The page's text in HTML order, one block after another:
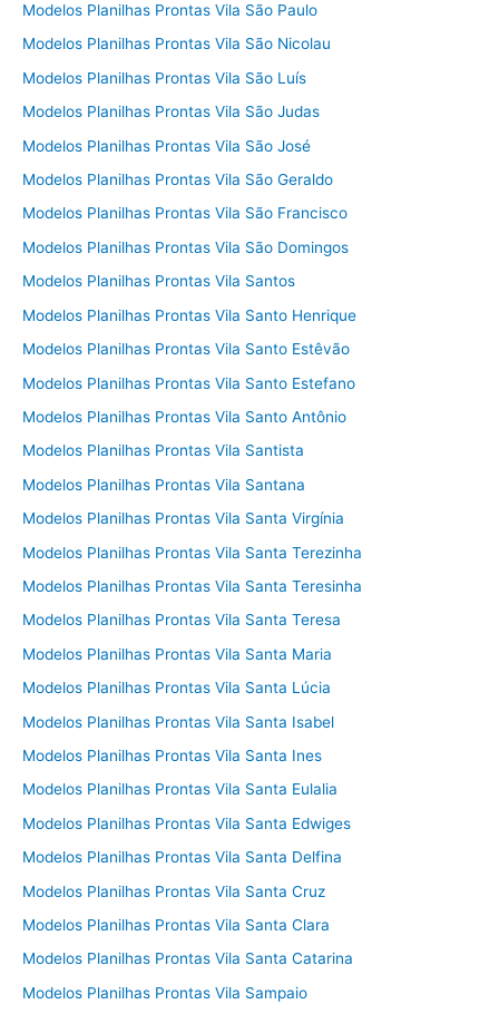
Modelos Planilhas Prontas Vila São Paulo
Modelos Planilhas Prontas Vila São Nicolau
Modelos Planilhas Prontas Vila São Luís
Modelos Planilhas Prontas Vila São Judas
Modelos Planilhas Prontas Vila São José
Modelos Planilhas Prontas Vila São Geraldo
Modelos Planilhas Prontas Vila São Francisco
Modelos Planilhas Prontas Vila São Domingos
Modelos Planilhas Prontas Vila Santos
Modelos Planilhas Prontas Vila Santo Henrique
Modelos Planilhas Prontas Vila Santo Estêvão
Modelos Planilhas Prontas Vila Santo Estefano
Modelos Planilhas Prontas Vila Santo Antônio
Modelos Planilhas Prontas Vila Santista
Modelos Planilhas Prontas Vila Santana
Modelos Planilhas Prontas Vila Santa Virgínia
Modelos Planilhas Prontas Vila Santa Terezinha
Modelos Planilhas Prontas Vila Santa Teresinha
Modelos Planilhas Prontas Vila Santa Teresa
Modelos Planilhas Prontas Vila Santa Maria
Modelos Planilhas Prontas Vila Santa Lúcia
Modelos Planilhas Prontas Vila Santa Isabel
Modelos Planilhas Prontas Vila Santa Ines
Modelos Planilhas Prontas Vila Santa Eulalia
Modelos Planilhas Prontas Vila Santa Edwiges
Modelos Planilhas Prontas Vila Santa Delfina
Modelos Planilhas Prontas Vila Santa Cruz
Modelos Planilhas Prontas Vila Santa Clara
Modelos Planilhas Prontas Vila Santa Catarina
Modelos Planilhas Prontas Vila Sampaio